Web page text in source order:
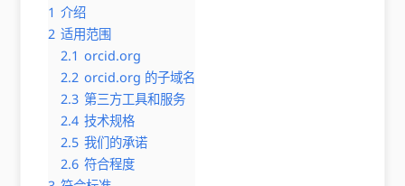
1 介绍
2 适用范围
2.1 orcid.org
2.2 orcid.org 的子域名
2.3 第三方工具和服务
2.4 技术规格
2.5 我们的承诺
2.6 符合程度